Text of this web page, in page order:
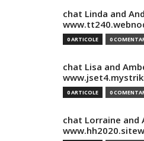
chat Linda and
0 ARTICOLE 0
chat Lisa and
0 ARTICOLE 0
chat Lorraine and